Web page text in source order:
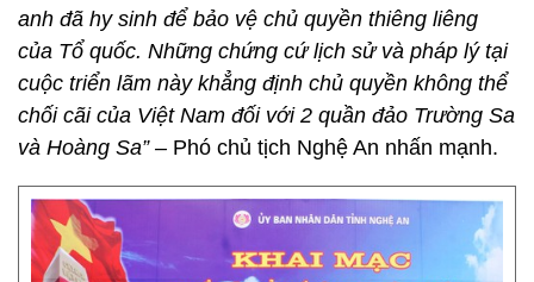
anh đã hy sinh để bảo vệ chủ quyền thiêng liêng
của Tổ quốc. Những chứng cứ lịch sử và pháp lý tại
cuộc triển lãm này khẳng định chủ quyền không thể
chối cãi của Việt Nam đối với 2 quần đảo Trường Sa
và Hoàng Sa” – Phó chủ tịch Nghệ An nhấn mạnh.